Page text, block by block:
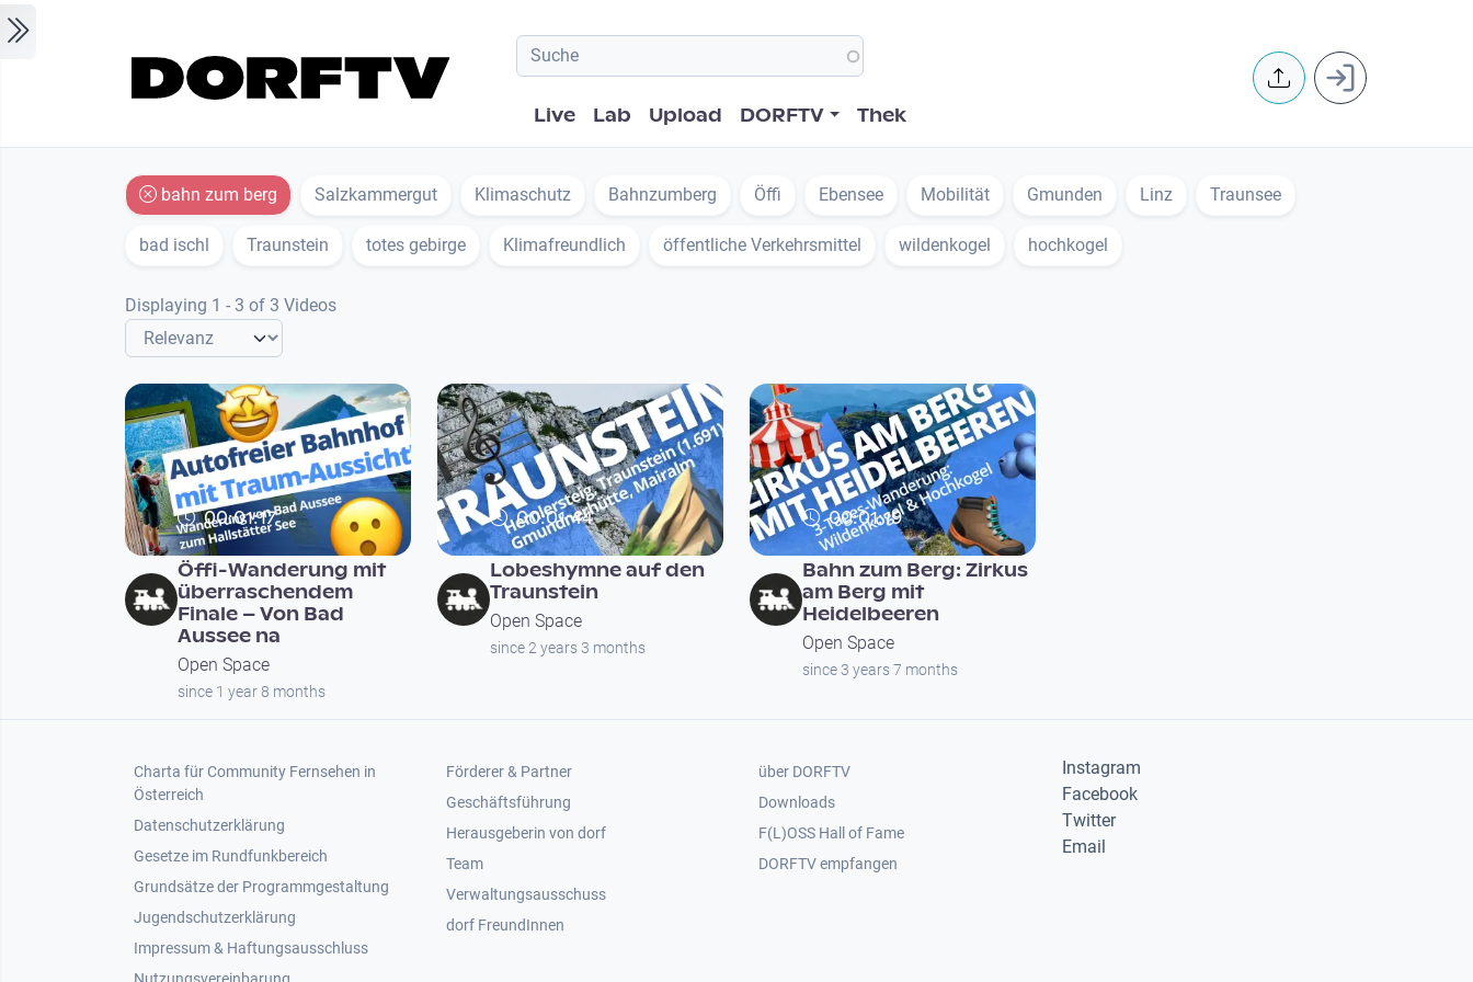
Hauptnavigation
Live Lab Upload DORFTV Thek
User
bahn zum berg Salzkammergut Klimaschutz Bahnzumberg Öffi Ebensee Mobilität Gmunden Linz Traunsee
bad ischl Traunstein totes gebirge Klimafreundlich öffentliche Verkehrsmittel wildenkogel hochkogel
Displaying 1 - 3 of 3 Videos
00:01:17
Öffi-Wanderung mit
überraschendem
Finale – Von Bad
Aussee na
Open Space
since 1 year 8 months
00:01:44
Lobeshymne auf den
Traunstein
Open Space
since 2 years 3 months
00:01:19
Bahn zum Berg: Zirkus
am Berg mit
Heidelbeeren
Open Space
since 3 years 7 months
Footer 1
Charta für Community Fernsehen in
Österreich
Datenschutzerklärung
Gesetze im Rundfunkbereich
Grundsätze der Programmgestaltung
Jugendschutzerklärung
Impressum & Haftungsausschluss
Footer 2
Förderer & Partner
Geschäftsführung
Herausgeberin von dorf
Team
Verwaltungsausschuss
dorf FreundInnen
Footer 3
über DORFTV
Downloads
F(L)OSS Hall of Fame
Footer 4
DORFTV empfangen
Instagram
Facebook
Twitter
Email